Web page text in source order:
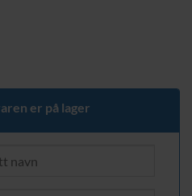
er på lager